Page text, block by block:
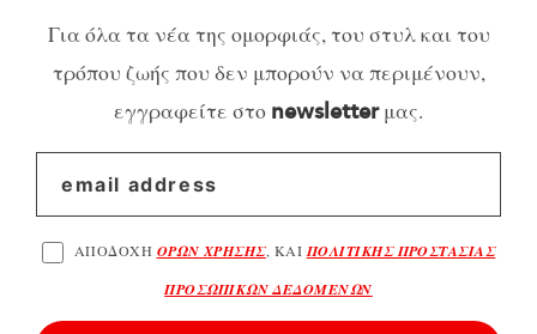
Για όλα τα νέα της ομορφιάς, του στυλ και του
τρόπου ζωής που δεν μπορούν να περιμένουν,
εγγραφείτε στο newsletterμας.
ΑΠΟΔΟΧΗ ΟΡΩΝ ΧΡΗΣΗΣ, ΚΑΙ ΠΟΛΙΤΙΚΗΣ ΠΡΟΣΤΑΣΙΑΣ
ΠΡΟΣΩΠΙΚΩΝ ΔΕΔΟΜΕΝΩΝ